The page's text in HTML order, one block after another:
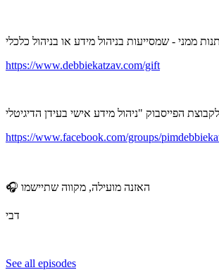
https://www.debbiekatzav.com/gift
https://www.facebook.com/groups/
🎧 האזנה מועילה, מקווה שתיישמו
דבי
See all episodes